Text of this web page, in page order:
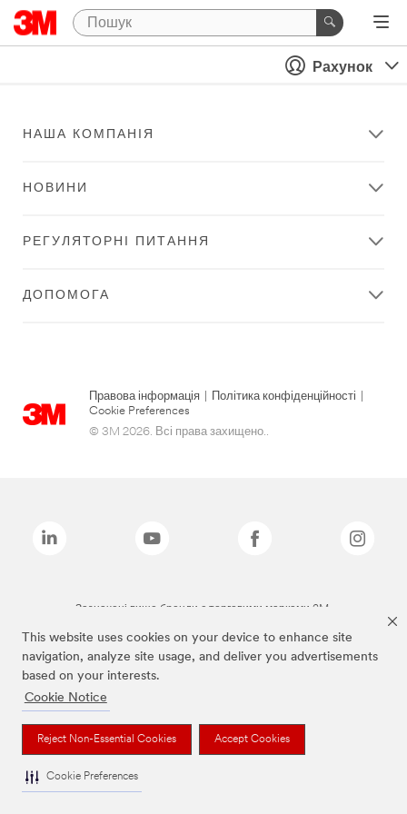
This website uses cookies on your device to enhance site
navigation, analyze site usage, and deliver you advertisements
based on your interests.
Cookie Notice
Reject Non-Essential Cookies Accept Cookies
Cookie Preferences
Рахунок
НАША КОМПАНІЯ
НОВИНИ
РЕГУЛЯТОРНІ ПИТАННЯ
ДОПОМОГА
Правова інформація Політика конфіденційності
Cookie Preferences
© 3M 2026. Всі права захищено..
Зазначені вище бренди є торговими марками 3M.